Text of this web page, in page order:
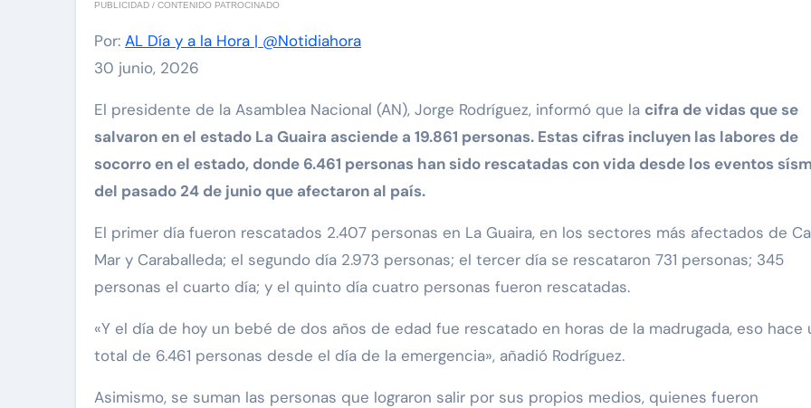
PUBLICIDAD / CONTENIDO PATROCINADO
Por: AL Día y a la Hora | @Notidiahora
30 junio, 2026
El presidente de la Asamblea Nacional (AN), Jorge Rodríguez, informó que la cifra de vidas que se
salvaron en el estado La Guaira asciende a 19.861 personas. Estas cifras incluyen las labores de
socorro en el estado, donde 6.461 personas han sido rescatadas con vida desde los eventos
del pasado 24 de junio que afectaron al país.
El primer día fueron rescatados 2.407 personas en La Guaira, en los sectores más afectados de
Mar y Caraballeda; el segundo día 2.973 personas; el tercer día se rescataron 731 personas; 345
personas el cuarto día; y el quinto día cuatro personas fueron rescatadas.
«Y el día de hoy un bebé de dos años de edad fue rescatado en horas de la madrugada, eso hace
total de 6.461 personas desde el día de la emergencia», añadió Rodríguez.
Asimismo, se suman las personas que lograron salir por sus propios medios, quienes fueron